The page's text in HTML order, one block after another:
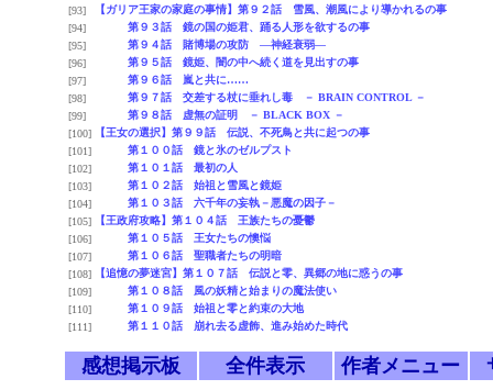
[93]
【ガリア王家の家庭の事情】第９２話 雪風、潮風により導かれるの事
[94]
第９３話 鏡の国の姫君、踊る人形を欲するの事
[95]
第９４話 賭博場の攻防 ―神経衰弱―
[96]
第９５話 鏡姫、闇の中へ続く道を見出すの事
[97]
第９６話 嵐と共に……
[98]
第９７話 交差する杖に垂れし毒 － BRAIN CONTROL －
[99]
第９８話 虚無の証明 － BLACK BOX －
[100]
【王女の選択】第９９話 伝説、不死鳥と共に起つの事
[101]
第１００話 鏡と氷のゼルプスト
[102]
第１０１話 最初の人
[103]
第１０２話 始祖と雪風と鏡姫
[104]
第１０３話 六千年の妄執－悪魔の因子－
[105]
【王政府攻略】第１０４話 王族たちの憂鬱
[106]
第１０５話 王女たちの懊悩
[107]
第１０６話 聖職者たちの明暗
[108]
【追憶の夢迷宮】第１０７話 伝説と零、異郷の地に惑うの事
[109]
第１０８話 風の妖精と始まりの魔法使い
[110]
第１０９話 始祖と零と約束の大地
[111]
第１１０話 崩れ去る虚飾、進み始めた時代
感想掲示板 全件表示 作者メニュー